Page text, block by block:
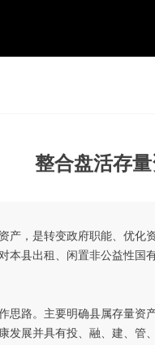
整合盘活存
产，是转变政府职能、优
县出租、闲置非公益性国
路。主要明确县属存量
展并具有投、融、建、管